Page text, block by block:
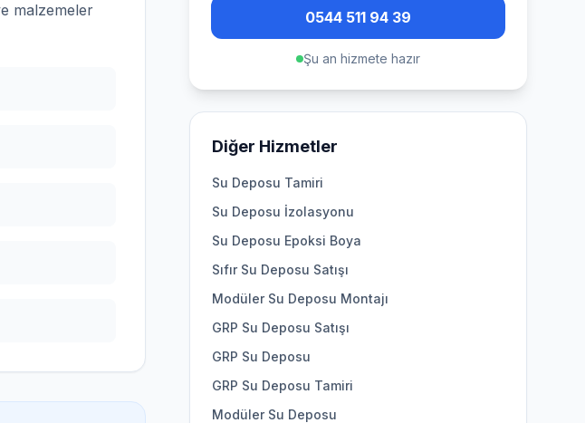
malzemeler
0544 511 94 39
Şu an hizmete hazır
Diğer Hizmetler
Su Deposu Tamiri
Su Deposu İzolasyonu
Su Deposu Epoksi Boya
Sıfır Su Deposu Satışı
Modüler Su Deposu Montajı
GRP Su Deposu Satışı
GRP Su Deposu
GRP Su Deposu Tamiri
Modüler Su Deposu